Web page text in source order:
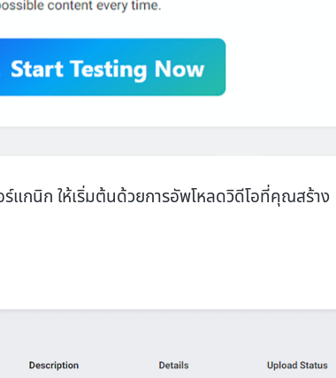
แกนิก ให้เริ่มต้นด้วยการอัพโหลดวิดีโอที่คุณสร้าง